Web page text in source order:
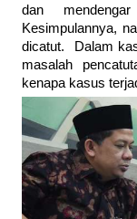
dan
Kesimpulannya,
dicatut. Dalam
masalah
kenapa kasus